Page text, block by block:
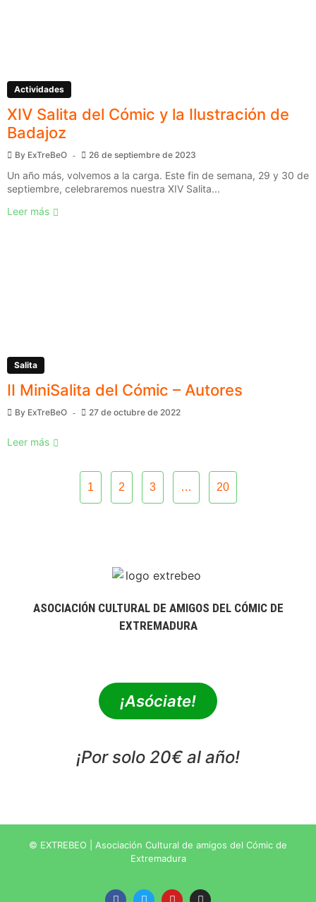
Actividades
XIV Salita del Cómic y la Ilustración de
Badajoz
By ExTreBeO 26 de septiembre de 2023
Un año más, volvemos a la carga. Este fin de semana, 29 y 30 de
septiembre, celebraremos nuestra XIV Salita...
Leer más
Salita
II MiniSalita del Cómic – Autores
By ExTreBeO 27 de octubre de 2022
Leer más
1 2 3 … 20
ASOCIACIÓN CULTURAL DE AMIGOS DEL CÓMIC DE
EXTREMADURA
¡Asóciate!
¡Por solo 20€ al año!
© EXTREBEO | Asociación Cultural de amigos del Cómic de
Extremadura